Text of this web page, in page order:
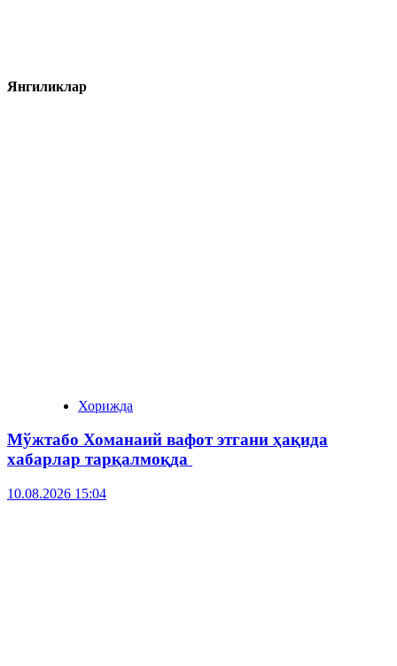
Янгиликлар
Хорижда
Мўжтабо Хоманаий вафот этгани ҳақида
хабарлар тарқалмоқда
10.08.2026 15:04